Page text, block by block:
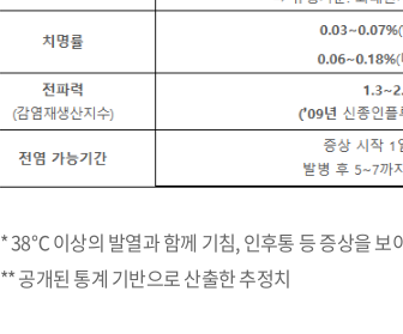
* 38℃ 이상의 발열과 함께 기침, 인후통 등 증상을
** 공개된 통계 기반으로 산출한 추정치